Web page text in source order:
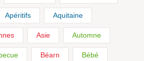
Apéritifs Aquitaine
Asie Automne
Béarn Bébé